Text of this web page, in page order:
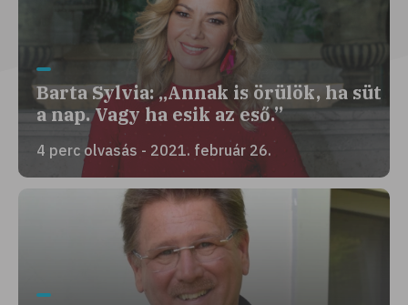
Barta Sylvia: „Annak is örülök, ha süt
a nap. Vagy ha esik az eső.”
4 perc olvasás - 2021. február 26.